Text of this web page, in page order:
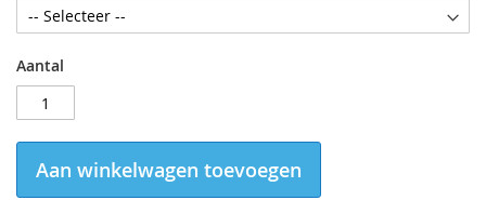
Aantal
Aan winkelwagen toevoegen